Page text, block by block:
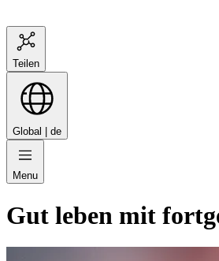
Teilen
Global | de
Menu
Gut leben mit